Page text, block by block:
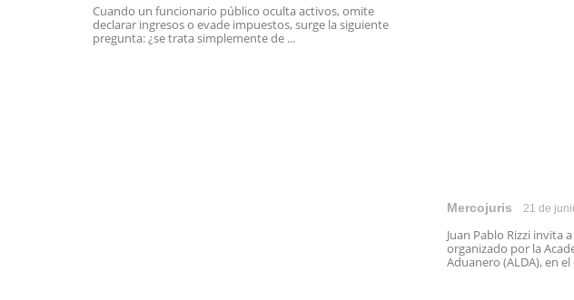
Cuando un funcionario público oculta activos, omite
declarar ingresos o evade impuestos, surge la siguiente
pregunta: ¿se trata simplemente de ...
Mercojuris 21 de
Juan Pablo Rizzi invita
organizado por la
Aduanero (ALDA), en el